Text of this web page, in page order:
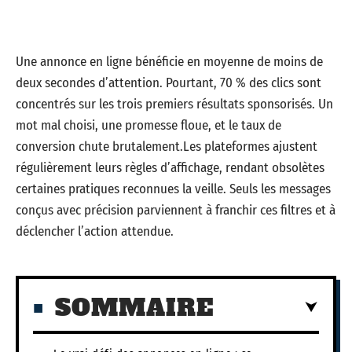
Une annonce en ligne bénéficie en moyenne de moins de
deux secondes d’attention. Pourtant, 70 % des clics sont
concentrés sur les trois premiers résultats sponsorisés. Un
mot mal choisi, une promesse floue, et le taux de
conversion chute brutalement.Les plateformes ajustent
régulièrement leurs règles d’affichage, rendant obsolètes
certaines pratiques reconnues la veille. Seuls les messages
conçus avec précision parviennent à franchir ces filtres et à
déclencher l’action attendue.
SOMMAIRE